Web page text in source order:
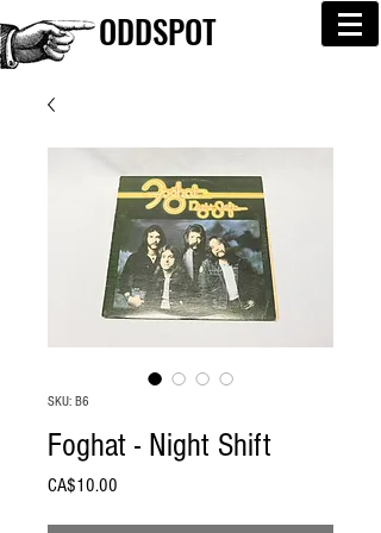
ODDSPOT
SKU: B6
Foghat - Night Shift
CA$10.00